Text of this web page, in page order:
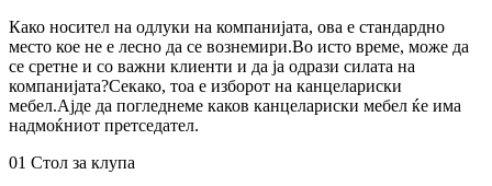
Како носител на одлуки на компанијата, ова е стандардно
место кое не е лесно да се вознемири.Во исто време, може да
се сретне и со важни клиенти и да ја одрази силата на
компанијата?Секако, тоа е изборот на канцелариски
мебел.Ајде да погледнеме каков канцелариски мебел ќе има
надмоќниот претседател.
01 Стол за клупа